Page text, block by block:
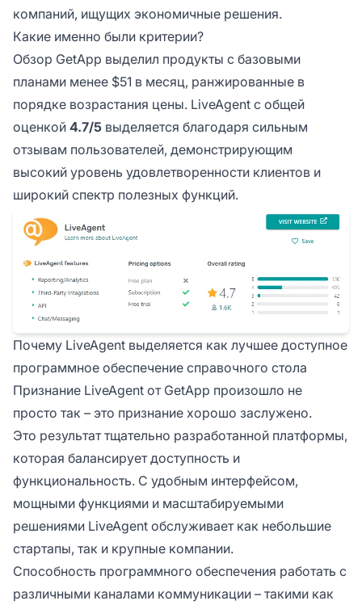
компаний, ищущих экономичные решения.
Какие именно были критерии?
Обзор GetApp выделил продукты с базовыми
планами менее $51 в месяц, ранжированные в
порядке возрастания цены. LiveAgent с общей
оценкой 4.7/5 выделяется благодаря сильным
отзывам пользователей, демонстрирующим
высокий уровень удовлетворенности клиентов и
широкий спектр полезных функций.
Почему LiveAgent выделяется как лучшее доступное
программное обеспечение справочного стола
Признание LiveAgent от GetApp произошло не
просто так – это признание хорошо заслужено.
Это результат тщательно разработанной платформы,
которая балансирует доступность и
функциональность. С удобным интерфейсом,
мощными функциями и масштабируемыми
решениями LiveAgent обслуживает как небольшие
стартапы, так и крупные компании.
Способность программного обеспечения работать с
различными каналами коммуникации – такими как